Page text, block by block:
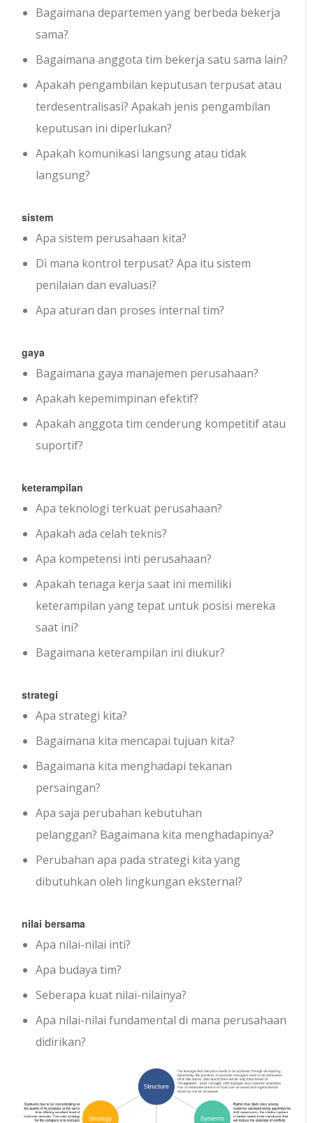
Bagaimana departemen yang berbeda bekerja
sama?
Bagaimana anggota tim bekerja satu sama lain?
Apakah pengambilan keputusan terpusat atau
terdesentralisasi? Apakah jenis pengambilan
keputusan ini diperlukan?
Apakah komunikasi langsung atau tidak
langsung?
sistem
Apa sistem perusahaan kita?
Di mana kontrol terpusat? Apa itu sistem
penilaian dan evaluasi?
Apa aturan dan proses internal tim?
gaya
Bagaimana gaya manajemen perusahaan?
Apakah kepemimpinan efektif?
Apakah anggota tim cenderung kompetitif atau
suportif?
keterampilan
Apa teknologi terkuat perusahaan?
Apakah ada celah teknis?
Apa kompetensi inti perusahaan?
Apakah tenaga kerja saat ini memiliki
keterampilan yang tepat untuk posisi mereka
saat ini?
Bagaimana keterampilan ini diukur?
strategi
Apa strategi kita?
Bagaimana kita mencapai tujuan kita?
Bagaimana kita menghadapi tekanan
persaingan?
Apa saja perubahan kebutuhan
pelanggan? Bagaimana kita menghadapinya?
Perubahan apa pada strategi kita yang
dibutuhkan oleh lingkungan eksternal?
nilai bersama
Apa nilai-nilai inti?
Apa budaya tim?
Seberapa kuat nilai-nilainya?
Apa nilai-nilai fundamental di mana perusahaan
didirikan?